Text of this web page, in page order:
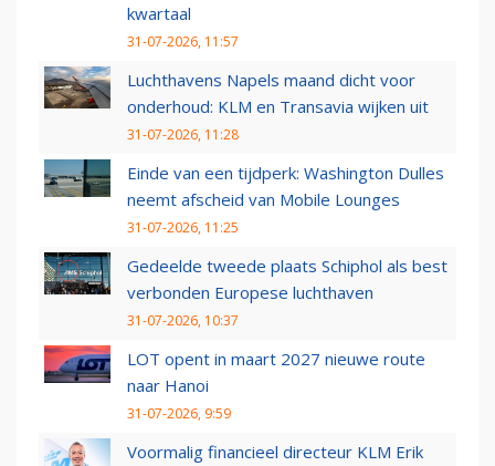
kwartaal
31-07-2026, 11:57
Luchthavens Napels maand dicht voor
onderhoud: KLM en Transavia wijken uit
31-07-2026, 11:28
Einde van een tijdperk: Washington Dulles
neemt afscheid van Mobile Lounges
31-07-2026, 11:25
Gedeelde tweede plaats Schiphol als best
verbonden Europese luchthaven
31-07-2026, 10:37
LOT opent in maart 2027 nieuwe route
naar Hanoi
31-07-2026, 9:59
Voormalig financieel directeur KLM Erik